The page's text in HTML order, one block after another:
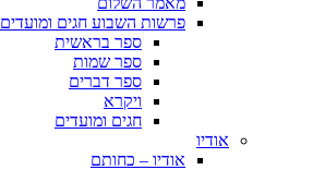
פרשות השבוע חגים ומועדים
ספר בראשית
ספר שמות
ספר דברים
ויקרא
חגים ומועדים
אודיו
אודיו – כחותם